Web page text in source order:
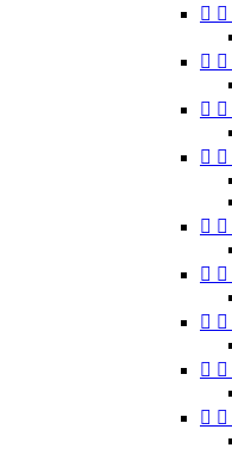
 
 
 
 
 
 
 
 
 